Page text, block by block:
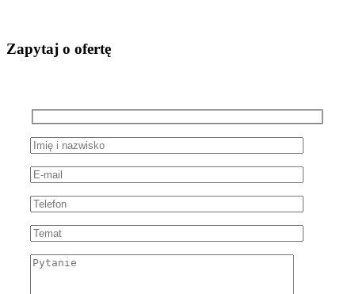
Zapytaj o ofertę